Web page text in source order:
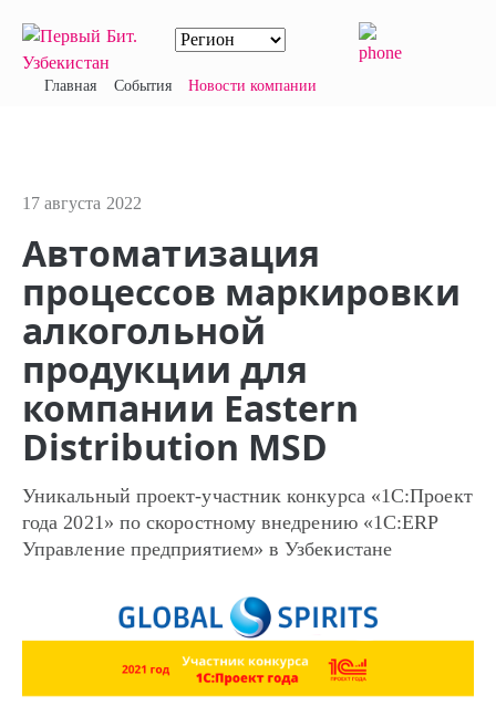
Главная События Новости компании
17 августа 2022
Автоматизация
процессов маркировки
алкогольной
продукции для
компании Eastern
Distribution MSD
Уникальный проект-участник конкурса «1С:Проект
года 2021» по скоростному внедрению «1С:ERP
Управление предприятием» в Узбекистане